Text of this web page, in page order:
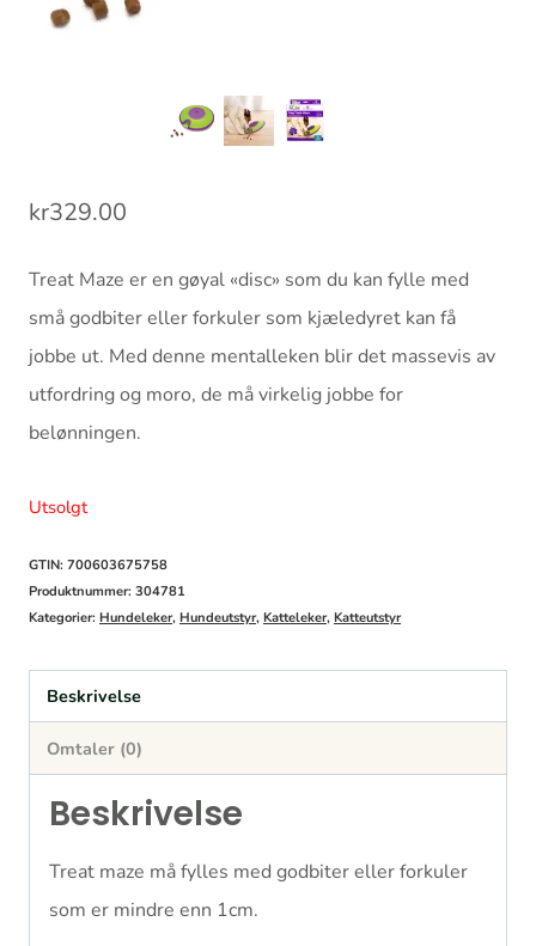
kr329.00
Treat Maze er en gøyal «disc» som du kan fylle med
små godbiter eller forkuler som kjæledyret kan få
jobbe ut. Med denne mentalleken blir det massevis av
utfordring og moro, de må virkelig jobbe for
belønningen.
Utsolgt
GTIN: 700603675758
Produktnummer: 304781
Kategorier: Hundeleker, Hundeutstyr, Katteleker, Katteutstyr
Beskrivelse
Omtaler (0)
Beskrivelse
Treat maze må fylles med godbiter eller forkuler
som er mindre enn 1cm.